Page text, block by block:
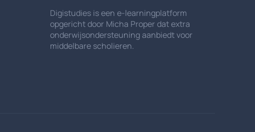
Digistudies is een e-learningplatform
opgericht door Micha Proper dat extra
onderwijsondersteuning aanbiedt voor
middelbare scholieren.